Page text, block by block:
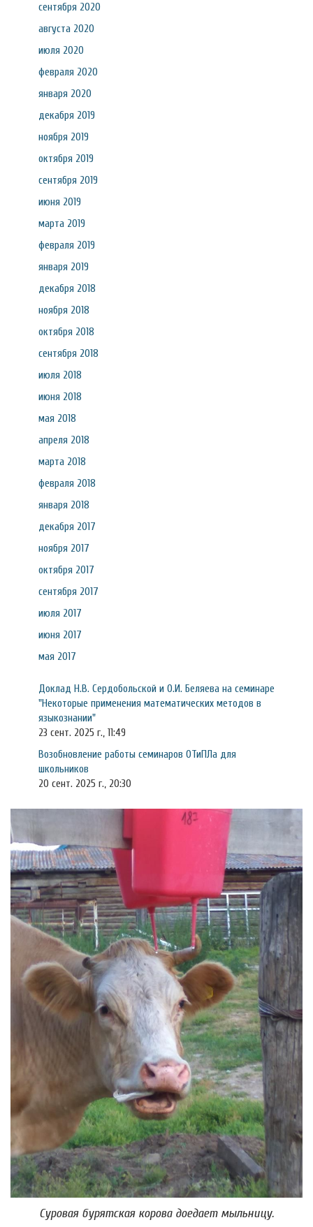
сентября 2020
августа 2020
июля 2020
февраля 2020
января 2020
декабря 2019
ноября 2019
октября 2019
сентября 2019
июня 2019
марта 2019
февраля 2019
января 2019
декабря 2018
ноября 2018
октября 2018
сентября 2018
июля 2018
июня 2018
мая 2018
апреля 2018
марта 2018
февраля 2018
января 2018
декабря 2017
ноября 2017
октября 2017
сентября 2017
июля 2017
июня 2017
мая 2017
Доклад Н.В. Сердобольской и О.И. Беляева на семинаре
"Некоторые применения математических методов в
языкознании"
23 сент. 2025 г., 11:49
Возобновление работы семинаров ОТиПЛа для
школьников
20 сент. 2025 г., 20:30
Суровая бурятская корова доедает мыльницу.